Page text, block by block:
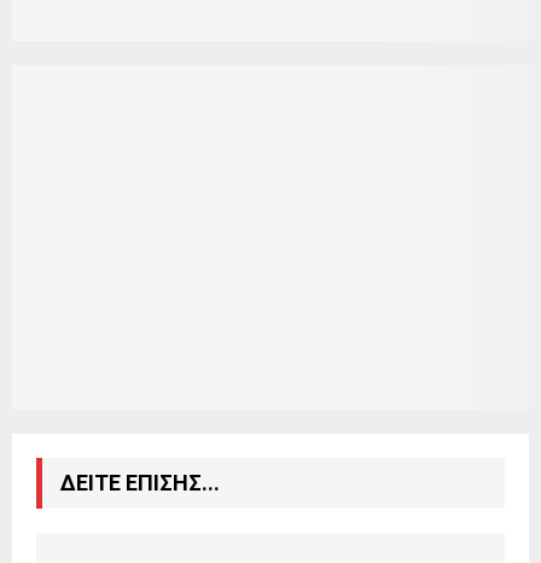
ΔΕΙΤΕ ΕΠΙΣΗΣ...